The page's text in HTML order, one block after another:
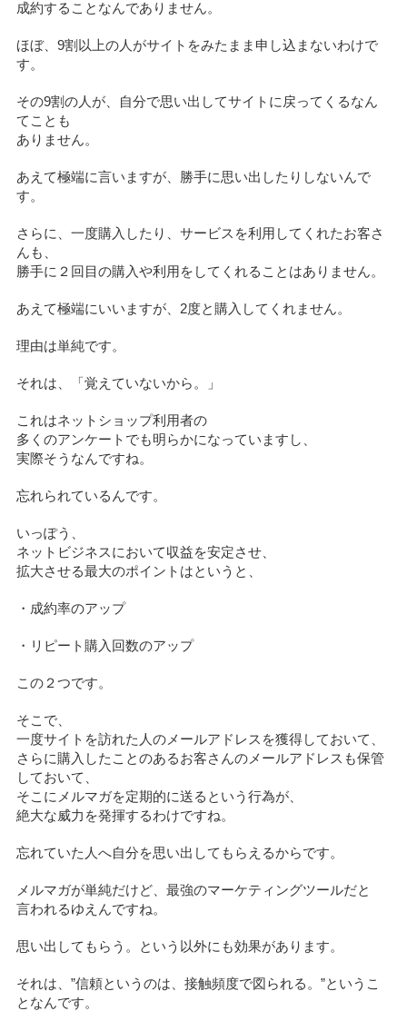
成約することなんでありません。
ほぼ、9割以上の人がサイトをみたまま申し込まないわけで
す。
その9割の人が、自分で思い出してサイトに戻ってくるなん
てことも
ありません。
あえて極端に言いますが、勝手に思い出したりしないんで
す。
さらに、一度購入したり、サービスを利用してくれたお客さ
んも、
勝手に２回目の購入や利用をしてくれることはありません。
あえて極端にいいますが、2度と購入してくれません。
理由は単純です。
それは、「覚えていないから。」
これはネットショップ利用者の
多くのアンケートでも明らかになっていますし、
実際そうなんですね。
忘れられているんです。
いっぽう、
ネットビジネスにおいて収益を安定させ、
拡大させる最大のポイントはというと、
・成約率のアップ
・リピート購入回数のアップ
この２つです。
そこで、
一度サイトを訪れた人のメールアドレスを獲得しておいて、
さらに購入したことのあるお客さんのメールアドレスも保管
しておいて、
そこにメルマガを定期的に送るという行為が、
絶大な威力を発揮するわけですね。
忘れていた人へ自分を思い出してもらえるからです。
メルマガが単純だけど、最強のマーケティングツールだと
言われるゆえんですね。
思い出してもらう。という以外にも効果があります。
それは、”信頼というのは、接触頻度で図られる。”というこ
となんです。